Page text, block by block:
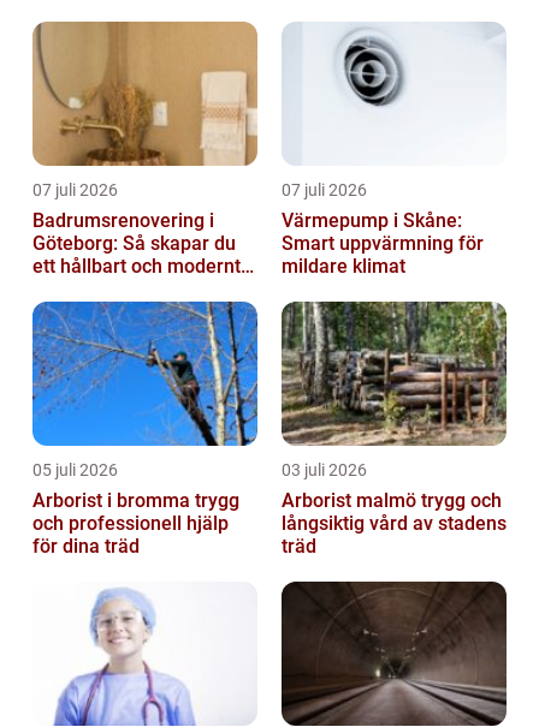
07 juli 2026
Badrumsrenovering i
Göteborg: Så skapar du
ett hållbart och modernt
07 juli 2026
Värmepump i Skåne:
Smart uppvärmning för
mildare klimat
05 juli 2026
Arborist i bromma trygg
och professionell hjälp
för dina träd
03 juli 2026
Arborist malmö trygg och
långsiktig vård av stadens
träd